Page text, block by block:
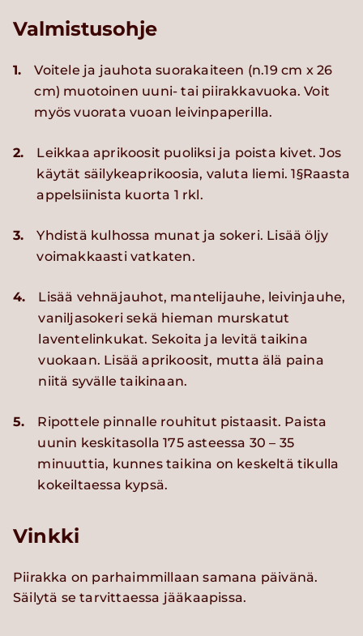
Valmistusohje
1.
Voitele ja jauhota suorakaiteen (n.19 cm x 26
cm) muotoinen uuni- tai piirakkavuoka. Voit
myös vuorata vuoan leivinpaperilla.
2.
Leikkaa aprikoosit puoliksi ja poista kivet. Jos
käytät säilykeaprikoosia, valuta liemi. 1§Raasta
appelsiinista kuorta 1 rkl.
3.
Yhdistä kulhossa munat ja sokeri. Lisää öljy
voimakkaasti vatkaten.
4.
Lisää vehnäjauhot, mantelijauhe, leivinjauhe,
vaniljasokeri sekä hieman murskatut
laventelinkukat. Sekoita ja levitä taikina
vuokaan. Lisää aprikoosit, mutta älä paina
niitä syvälle taikinaan.
5.
Ripottele pinnalle rouhitut pistaasit. Paista
uunin keskitasolla 175 asteessa 30 – 35
minuuttia, kunnes taikina on keskeltä tikulla
kokeiltaessa kypsä.
Vinkki
Piirakka on parhaimmillaan samana päivänä.
Säilytä se tarvittaessa jääkaapissa.